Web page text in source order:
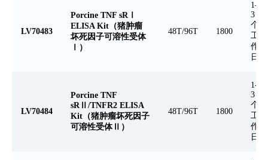
LV70483
Porcine TNF sRⅠ
ELISA Kit（猪肿瘤
坏死因子可溶性受体
Ⅰ）
48T/96T 1800
1-
3
个
工
作
日
LV70484
Porcine TNF
sRⅡ/TNFR2 ELISA
Kit（猪肿瘤坏死因子
可溶性受体Ⅱ）
48T/96T 1800
1-
3
个
工
作
日